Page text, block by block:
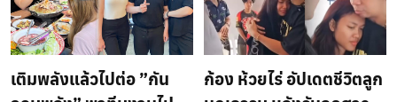
เติมพลังแล้วไปต่อ ”กัน
ก้อง ห้วยไร่ อัปเดตชีวิตลูก